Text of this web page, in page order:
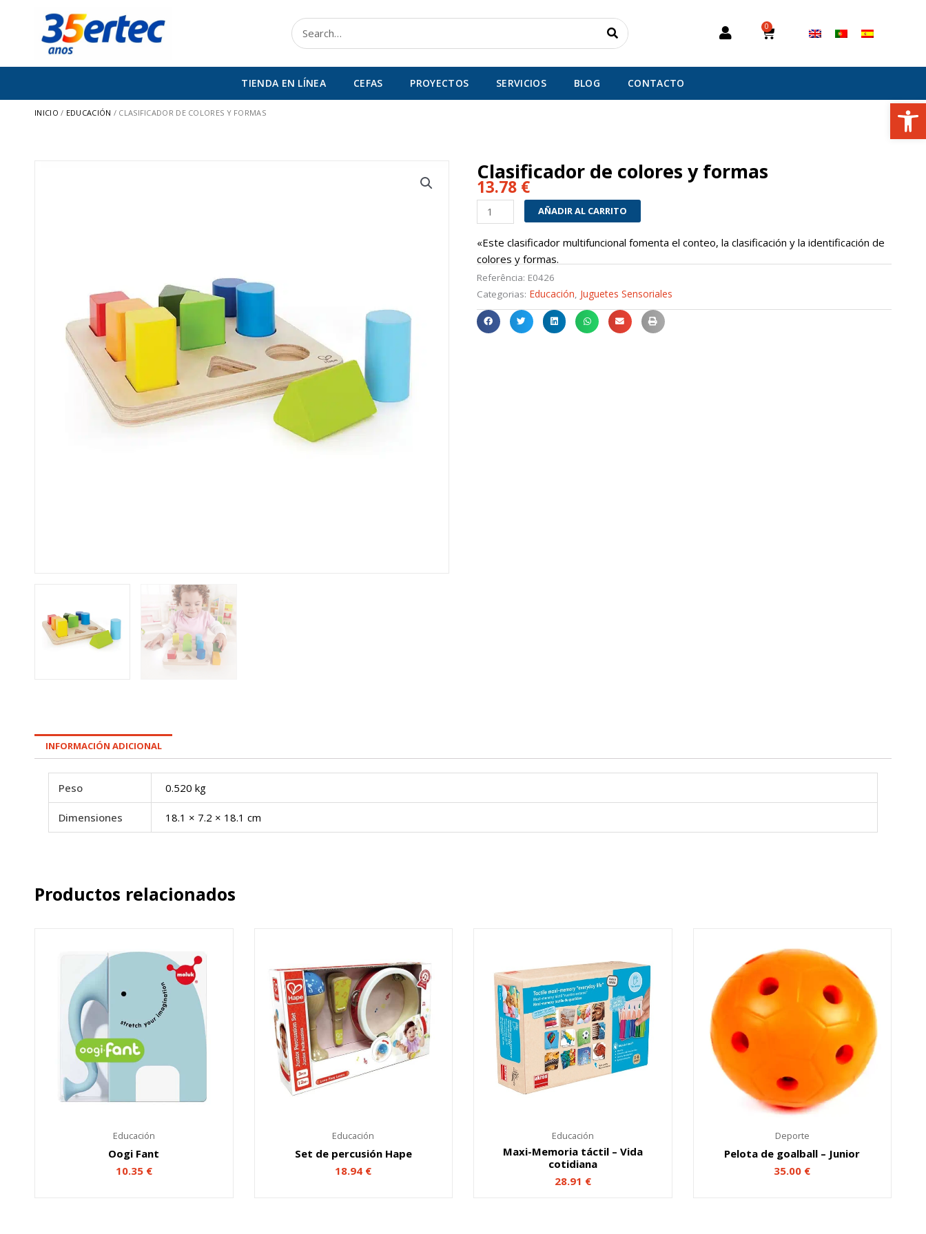
contenido
Buscar 0
Carrito
TIENDA EN LÍNEA CEFAS PROYECTOS SERVICIOS BLOG CONTACTO
INICIO / EDUCACIÓN / CLASIFICADOR DE COLORES Y FORMAS
Clasificador de colores y formas
13.78 €
Clasificador
de
colores
y
formas
cantidad
AÑADIR AL CARRITO
«Este clasificador multifuncional fomenta el conteo, la clasificación y la identificación de
colores y formas.
Referência: E0426
Categorias: Educación Juguetes Sensoriales
INFORMACIÓN ADICIONAL
Peso 0.520 kg
Dimensiones 18.1 × 7.2 × 18.1 cm
Productos relacionados
Educación
Oogi Fant
10.35 €
Educación
Set de percusión Hape
18.94 €
Educación
Maxi-Memoria táctil – Vida
cotidiana
28.91 €
Deporte
Pelota de goalball – Junior
35.00 €